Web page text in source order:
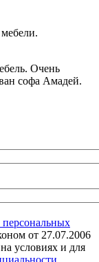
Очень
софа Амадей.
от 27.07.2006
условиях и для